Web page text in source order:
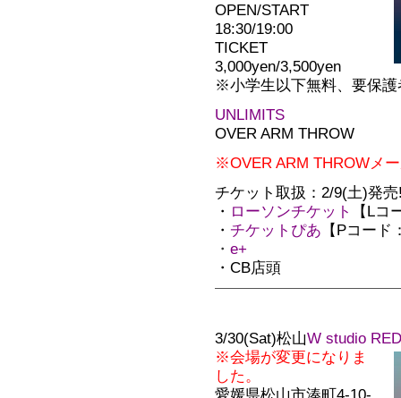
OPEN/START
18:30/19:00
TICKET
3,000yen/3,500yen
※小学生以下無料、要保護
UNLIMITS
OVER ARM THROW
※OVER ARM THROWメ
チケット取扱：2/9(土)発
・ ローソンチケット
【Lコ
・ チケットぴあ 【Pコード
・ e+
・CB店頭
3/30(Sat)松山W studio RED
※会場が変更になりま
した。
愛媛県松山市湊町4-10-